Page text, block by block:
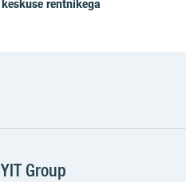
keskuse rentnikega
YIT Group